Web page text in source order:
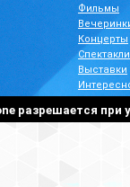
Фильмы
Концерты
Спектакли
Выставки
разрешается